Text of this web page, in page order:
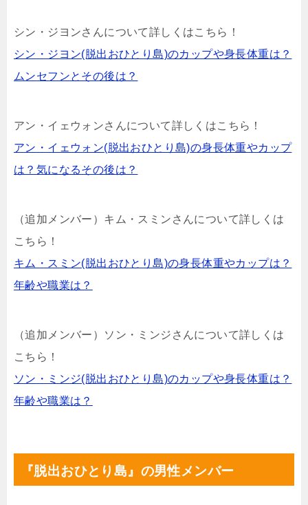
シン・ジヨンさんについて詳しくはこちら！
シン・ジヨン(脱出おひとり島)のカップや身長体重は？
ムンセフンとその後は？
アン・イェウォンさんについて詳しくはこちら！
アン・イェウォン(脱出おひとり島)の身長体重やカップ
は？気になるその後は？
（追加メンバー）キム・スミンさんについて詳しくは
こちら！
キム・スミン(脱出おひとり島)の身長体重やカップは？
年齢や職業は？
（追加メンバー）ソン・ミンジさんについて詳しくは
こちら！
ソン・ミンジ(脱出おひとり島)のカップや身長体重は？
年齢や職業は？
『脱出おひとり島』の男性メンバー